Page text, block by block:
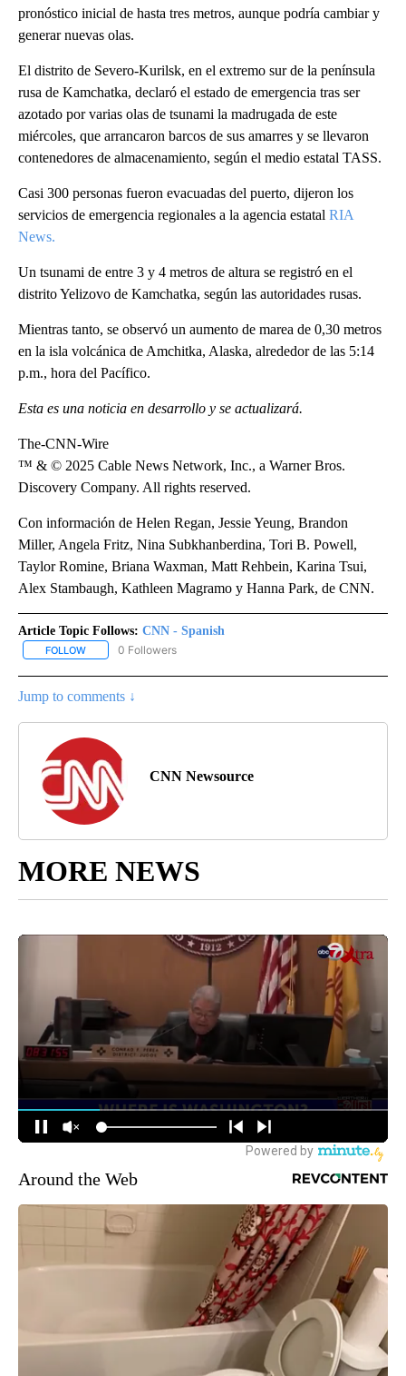
pronóstico inicial de hasta tres metros, aunque podría cambiar y
generar nuevas olas.
El distrito de Severo-Kurilsk, en el extremo sur de la península
rusa de Kamchatka, declaró el estado de emergencia tras ser
azotado por varias olas de tsunami la madrugada de este
miércoles, que arrancaron barcos de sus amarres y se llevaron
contenedores de almacenamiento, según el medio estatal TASS.
Casi 300 personas fueron evacuadas del puerto, dijeron los
servicios de emergencia regionales a la agencia estatal RIA
News.
Un tsunami de entre 3 y 4 metros de altura se registró en el
distrito Yelizovo de Kamchatka, según las autoridades rusas.
Mientras tanto, se observó un aumento de marea de 0,30 metros
en la isla volcánica de Amchitka, Alaska, alrededor de las 5:14
p.m., hora del Pacífico.
Esta es una noticia en desarrollo y se actualizará.
The-CNN-Wire
™ & © 2025 Cable News Network, Inc., a Warner Bros.
Discovery Company. All rights reserved.
Con información de Helen Regan, Jessie Yeung, Brandon
Miller, Angela Fritz, Nina Subkhanberdina, Tori B. Powell,
Taylor Romine, Briana Waxman, Matt Rehbein, Karina Tsui,
Alex Stambaugh, Kathleen Magramo y Hanna Park, de CNN.
Article Topic Follows: CNN - Spanish
FOLLOW FOLLOW "CNN - SPANISH" TO RECEIVE NOTIFICATIONS ABOUT
0 Followers
Jump to comments ↓
CNN Newsource
MORE NEWS
Around the Web